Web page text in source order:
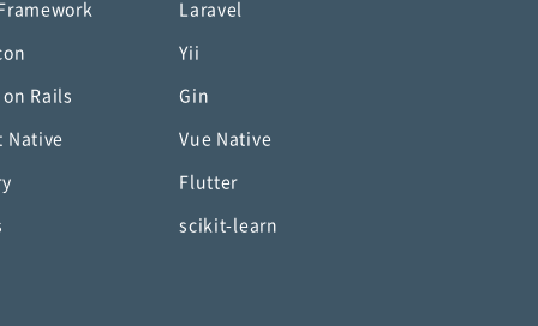
Laravel
Yii
on Rails Gin
Native Vue Native
Flutter
scikit-learn